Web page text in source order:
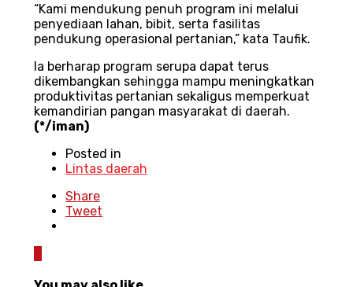
“Kami mendukung penuh program ini melalui
penyediaan lahan, bibit, serta fasilitas
pendukung operasional pertanian,” kata Taufik.
Ia berharap program serupa dapat terus
dikembangkan sehingga mampu meningkatkan
produktivitas pertanian sekaligus memperkuat
kemandirian pangan masyarakat di daerah.
(*/iman)
Posted in
Lintas daerah
Share
Tweet